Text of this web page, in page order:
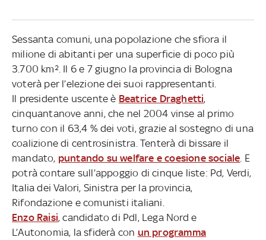
Sessanta comuni, una popolazione che sfiora il
milione di abitanti per una superficie di poco più
3.700 km². Il 6 e 7 giugno la provincia di Bologna
voterà per l’elezione dei suoi rappresentanti.
Il presidente uscente è Beatrice Draghetti,
cinquantanove anni, che nel 2004 vinse al primo
turno con il 63,4 % dei voti, grazie al sostegno di una
coalizione di centrosinistra. Tenterà di bissare il
mandato, puntando su welfare e coesione sociale . E
potrà contare sull’appoggio di cinque liste: Pd, Verdi,
Italia dei Valori, Sinistra per la provincia,
Rifondazione e comunisti italiani.
Enzo Raisi, candidato di Pdl, Lega Nord e
L’Autonomia, la sfiderà con un programma